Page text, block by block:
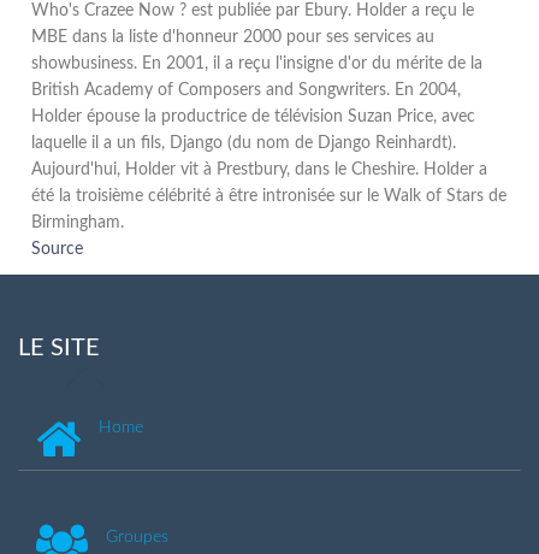
Who's Crazee Now ? est publiée par Ebury. Holder a reçu le
MBE dans la liste d'honneur 2000 pour ses services au
showbusiness. En 2001, il a reçu l'insigne d'or du mérite de la
British Academy of Composers and Songwriters. En 2004,
Holder épouse la productrice de télévision Suzan Price, avec
laquelle il a un fils, Django (du nom de Django Reinhardt).
Aujourd'hui, Holder vit à Prestbury, dans le Cheshire. Holder a
été la troisième célébrité à être intronisée sur le Walk of Stars de
Birmingham.
Source
LE SITE
Home
Groupes